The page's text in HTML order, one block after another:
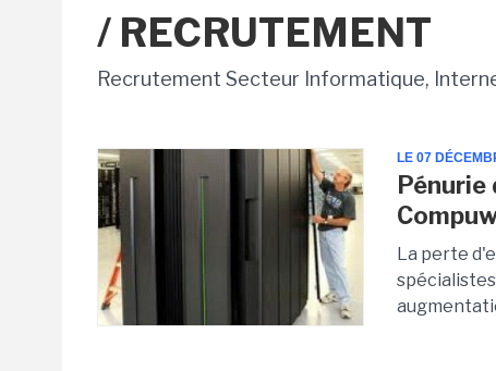
/ RECRUTEMENT
Recrutement Secteur Informatique,
LE 07
Pénurie
La perte